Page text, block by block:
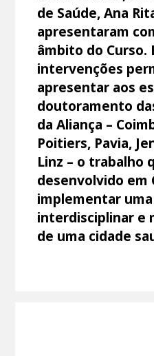
de Saúde, Ana
apresentaram
âmbito do Curso.
intervenções
apresentar aos
doutoramento
da Aliança –
Poitiers, Pavia,
Linz – o trabalho
desenvolvido em
implementar
interdisciplinar e
de uma cidade